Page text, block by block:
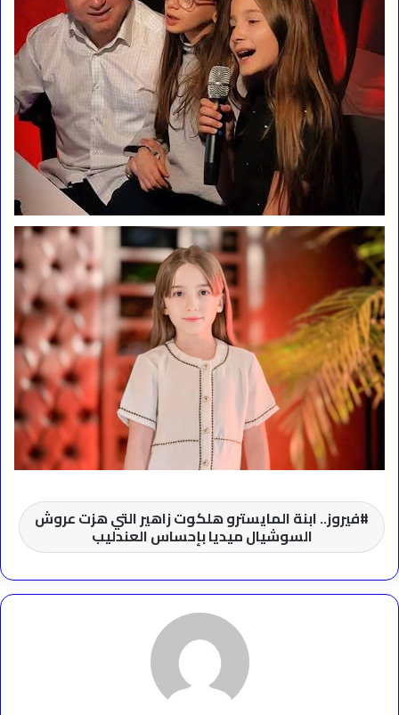
فيروز.. ابنة المايسترو هلكوت زاهير التي هزت عروش
السوشيال ميديا بإحساس العندليب